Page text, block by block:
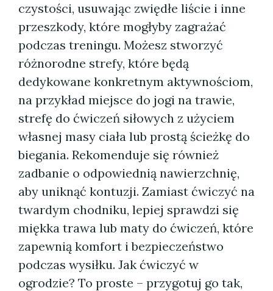
czystości, usuwając zwiędłe liście i inne
przeszkody, które mogłyby zagrażać
podczas treningu. Możesz stworzyć
różnorodne strefy, które będą
dedykowane konkretnym aktywnościom,
na przykład miejsce do jogi na trawie,
strefę do ćwiczeń siłowych z użyciem
własnej masy ciała lub prostą ścieżkę do
biegania. Rekomenduje się również
zadbanie o odpowiednią nawierzchnię,
aby uniknąć kontuzji. Zamiast ćwiczyć na
twardym chodniku, lepiej sprawdzi się
miękka trawa lub maty do ćwiczeń, które
zapewnią komfort i bezpieczeństwo
podczas wysiłku. Jak ćwiczyć w
ogrodzie? To proste – przygotuj go tak,